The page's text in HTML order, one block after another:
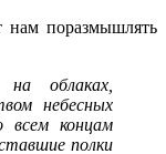
нам поразмышлять
облаках,
небесных
всем концам
полки